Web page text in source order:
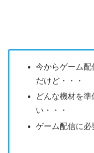
今からゲーム配
だけど・・・
どんな機材を
い・・・
ゲーム配信に必